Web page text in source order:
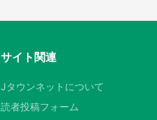
サイト関連
Jタウンネットについて
読者投稿フォーム